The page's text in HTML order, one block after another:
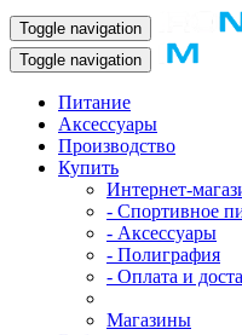
Toggle navigation
Toggle navigation
Питание
Аксессуары
Производство
Купить
Интернет-
- Спортивное
- Аксессуары
- Полиграфия
- Оплата и
Магазины